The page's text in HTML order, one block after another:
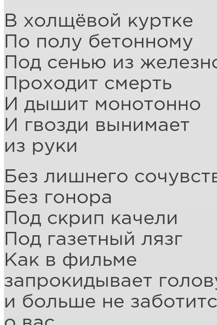
В холщёвой куртке
По полу бетонному
Под сенью из
Проходит смерть
И дышит монотонно
И гвозди вынимает
из руки
Без лишнего
Без гонора
Под скрип качели
Под газетный лязг
Как в фильме
запрокидывает
и больше не